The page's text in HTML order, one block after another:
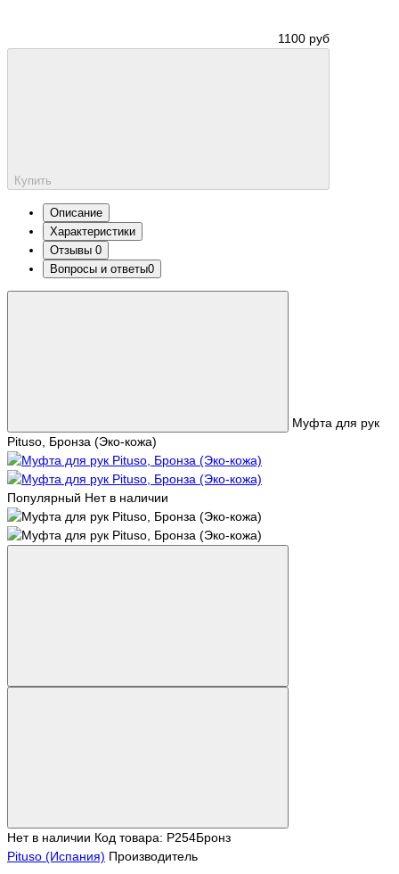
1100 руб
Купить
Описание
Характеристики
Отзывы 0
Вопросы и ответы0
Муфта для рук
Pituso, Бронза (Эко-кожа)
Популярный Нет в наличии
Нет в наличии Код товара: Р254Бронз
Pituso (Испания) Производитель